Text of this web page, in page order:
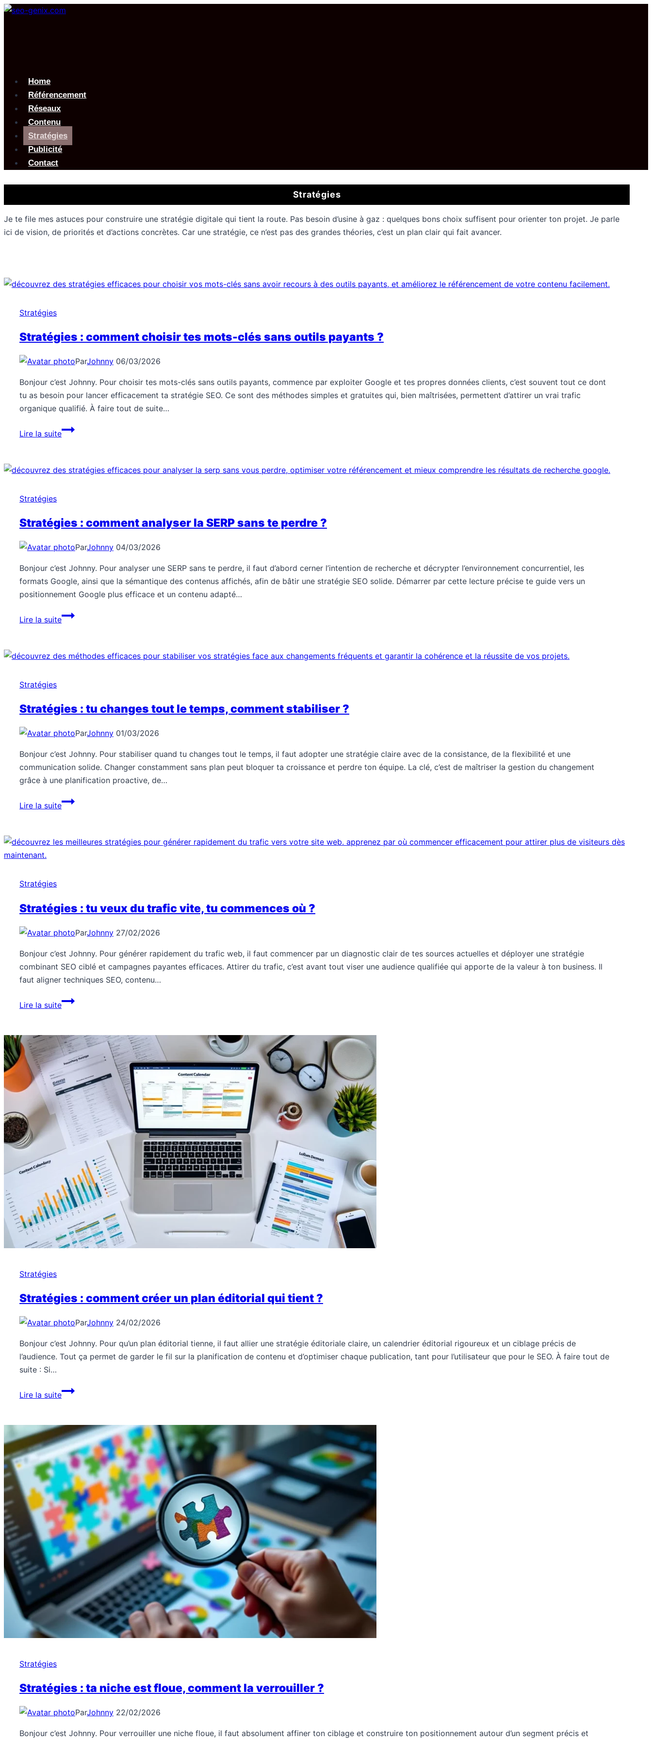
Aller
Home
Référencement
Réseaux
Contenu
Stratégies
Publicité
Contact
Stratégies
Je te file mes astuces pour construire une stratégie digitale qui tient la route. Pas besoin d’usine à gaz : quelques bons choix suffisent pour orienter ton projet. Je parle
ici de vision, de priorités et d’actions concrètes. Car une stratégie, ce n’est pas des grandes théories, c’est un plan clair qui fait avancer.
Stratégies
Stratégies : comment choisir tes mots-clés sans outils payants ?
ParJohnny 06/03/2026
Bonjour c’est Johnny. Pour choisir tes mots-clés sans outils payants, commence par exploiter Google et tes propres données clients, c’est souvent tout ce dont
tu as besoin pour lancer efficacement ta stratégie SEO. Ce sont des méthodes simples et gratuites qui, bien maîtrisées, permettent d’attirer un vrai trafic
organique qualifié. À faire tout de suite…
Lire la suiteStratégies
choisir
sans
payants
Stratégies
Stratégies : comment analyser la SERP sans te perdre ?
ParJohnny 04/03/2026
Bonjour c’est Johnny. Pour analyser une SERP sans te perdre, il faut d’abord cerner l’intention de recherche et décrypter l’environnement concurrentiel, les
formats Google, ainsi que la sémantique des contenus affichés, afin de bâtir une stratégie SEO solide. Démarrer par cette lecture précise te guide vers un
positionnement Google plus efficace et un contenu adapté…
Lire la suiteStratégies
analyser
te
?
Stratégies
Stratégies : tu changes tout le temps, comment stabiliser ?
ParJohnny 01/03/2026
Bonjour c’est Johnny. Pour stabiliser quand tu changes tout le temps, il faut adopter une stratégie claire avec de la consistance, de la flexibilité et une
communication solide. Changer constamment sans plan peut bloquer ta croissance et perdre ton équipe. La clé, c’est de maîtriser la gestion du changement
grâce à une planification proactive, de…
Lire la suiteStratégies
changes
stabiliser
Stratégies
Stratégies : tu veux du trafic vite, tu commences où ?
ParJohnny 27/02/2026
Bonjour c’est Johnny. Pour générer rapidement du trafic web, il faut commencer par un diagnostic clair de tes sources actuelles et déployer une stratégie
combinant SEO ciblé et campagnes payantes efficaces. Attirer du trafic, c’est avant tout viser une audience qualifiée qui apporte de la valeur à ton business. Il
faut aligner techniques SEO, contenu…
Lire la suiteStratégies
veux
du
trafic
vite,
tu
commences
où
Stratégies
Stratégies : comment créer un plan éditorial qui tient ?
ParJohnny 24/02/2026
Bonjour c’est Johnny. Pour qu’un plan éditorial tienne, il faut allier une stratégie éditoriale claire, un calendrier éditorial rigoureux et un ciblage précis de
l’audience. Tout ça permet de garder le fil sur la planification de contenu et d’optimiser chaque publication, tant pour l’utilisateur que pour le SEO. À faire tout de
suite : Si…
Lire la suiteStratégies
créer
un
plan
éditorial
qui
tient
?
Stratégies
Stratégies : ta niche est floue, comment la verrouiller ?
ParJohnny 22/02/2026
Bonjour c’est Johnny. Pour verrouiller une niche floue, il faut absolument affiner ton ciblage et construire ton positionnement autour d’un segment précis et